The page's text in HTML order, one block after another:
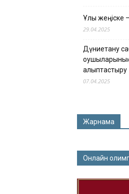
Ұлы жеңіске
29.04.2025
Дүниетану
қалыптастыру
07.04.2025
Жарнама
Онлайн